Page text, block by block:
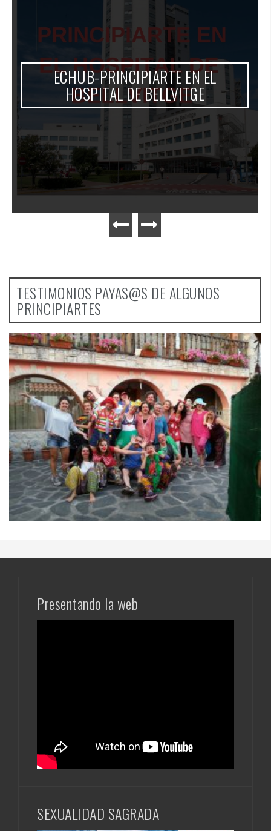
ECHUB-PRINCIPIARTE EN EL
HOSPITAL DE BELLVITGE
TESTIMONIOS PAYAS@S DE ALGUNOS
PRINCIPIARTES
Presentando la web
SEXUALIDAD SAGRADA